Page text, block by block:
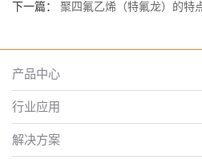
下一篇： 聚四氟乙烯（特氟龙）的特
产品中心
行业应用
解决方案